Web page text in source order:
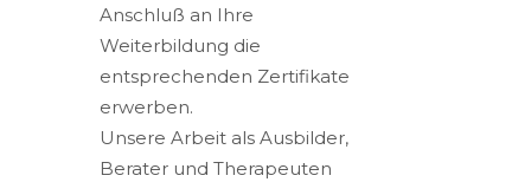
Anschluß an Ihre
Weiterbildung die
entsprechenden Zertifikate
erwerben.
Unsere Arbeit als Ausbilder,
Berater und Therapeuten